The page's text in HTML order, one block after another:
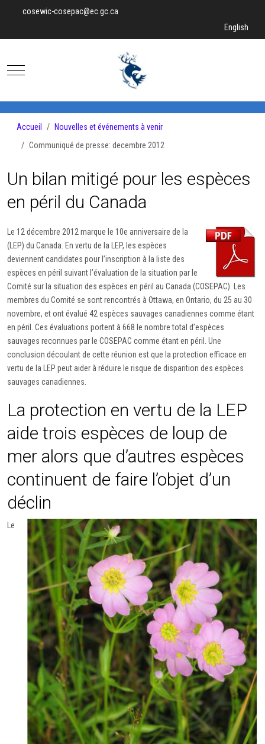
cosewic-cosepac@ec.gc.ca
Sélectionnez
English
Mobile Menu Toggle
Accueil
Nouvelles et événements à venir
Communiqué de presse: decembre 2012
Un bilan mitigé pour les espèces
en péril du Canada
Le 12 décembre 2012 marque le 10e anniversaire de la
(LEP) du Canada. En vertu de la LEP, les espèces
deviennent candidates pour l’inscription à la liste des
espèces en péril suivant l’évaluation de la situation par le
Comité sur la situation des espèces en péril au Canada (COSEPAC). Les
membres du Comité se sont rencontrés à Ottawa, en Ontario, du 25 au 30
novembre, et ont évalué 42 espèces sauvages canadiennes comme étant
en péril. Ces évaluations portent à 668 le nombre total d’espèces
sauvages reconnues par le COSEPAC comme étant en péril. Une
conclusion découlant de cette réunion est que la protection efficace en
vertu de la LEP peut aider à réduire le risque de disparition des espèces
sauvages canadiennes.
La protection en vertu de la LEP
aide trois espèces de loup de
mer alors que d’autres espèces
continuent de faire l’objet d’un
déclin
Le